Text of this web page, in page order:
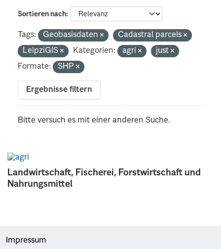
Landwirtschaft, Fischerei, Forstwirtschaft und
Nahrungsmittel
Sortieren nach
Tags: Geobasisdaten
Cadastral parcels
LeipziGIS
Kategorien: agri
just
Formate:
SHP
Ergebnisse filtern
Bitte versuch es mit einer anderen Suche.
Impressum